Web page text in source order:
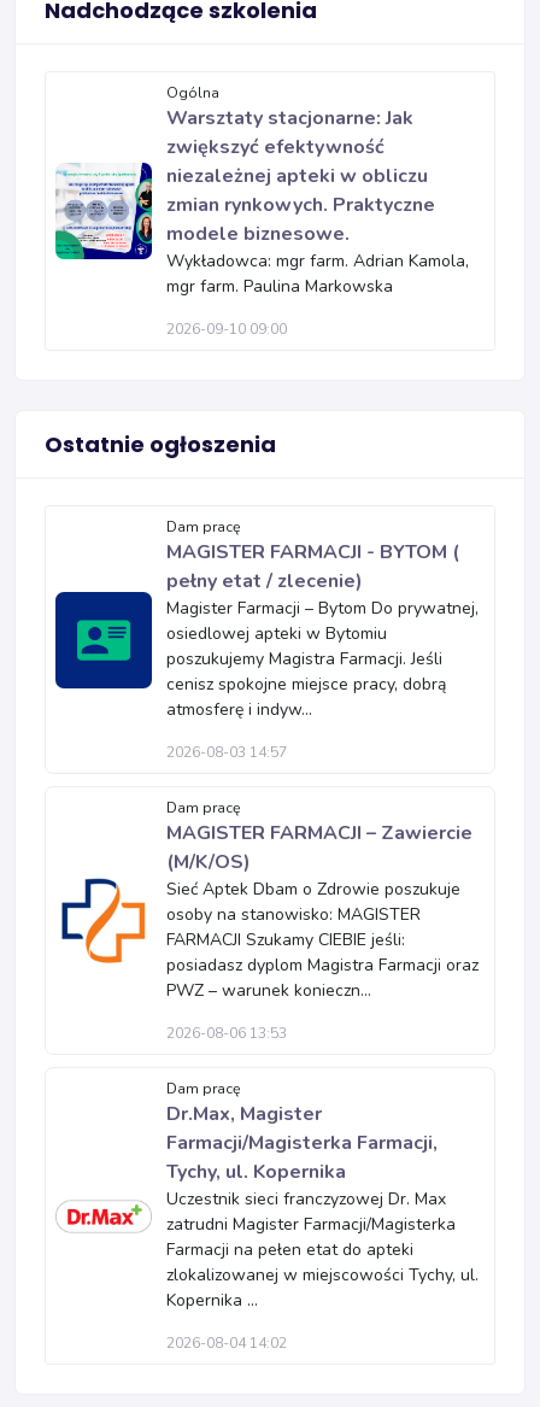
Nadchodzące szkolenia
Ogólna
Warsztaty stacjonarne: Jak
zwiększyć efektywność
niezależnej apteki w obliczu
zmian rynkowych. Praktyczne
modele biznesowe.
Wykładowca: mgr farm. Adrian Kamola,
mgr farm. Paulina Markowska
2026-09-10 09:00
Ostatnie ogłoszenia
Dam pracę
MAGISTER FARMACJI - BYTOM (
pełny etat / zlecenie)
Magister Farmacji – Bytom Do prywatnej,
osiedlowej apteki w Bytomiu
poszukujemy Magistra Farmacji. Jeśli
cenisz spokojne miejsce pracy, dobrą
atmosferę i indyw...
2026-08-03 14:57
Dam pracę
MAGISTER FARMACJI – Zawiercie
(M/K/OS)
Sieć Aptek Dbam o Zdrowie poszukuje
osoby na stanowisko: MAGISTER
FARMACJI Szukamy CIEBIE jeśli:
posiadasz dyplom Magistra Farmacji oraz
PWZ – warunek konieczn...
2026-08-06 13:53
Dam pracę
Dr.Max, Magister
Farmacji/Magisterka Farmacji,
Tychy, ul. Kopernika
Uczestnik sieci franczyzowej Dr. Max
zatrudni Magister Farmacji/Magisterka
Farmacji na pełen etat do apteki
zlokalizowanej w miejscowości Tychy, ul.
Kopernika ...
2026-08-04 14:02